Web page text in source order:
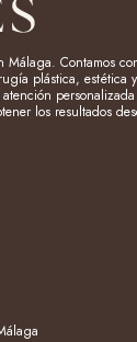
Málaga. Contamos
plástica, estética
los resultados